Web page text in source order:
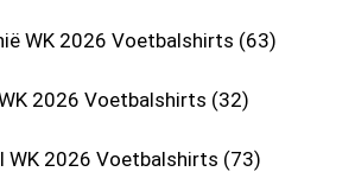
WK 2026 Voetbalshirts 63
2026 Voetbalshirts 32
WK 2026 Voetbalshirts 73